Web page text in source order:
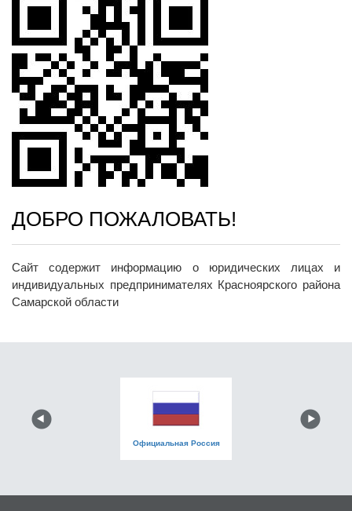
ДОБРО ПОЖАЛОВАТЬ!
Сайт содержит информацию о юридических лицах и
индивидуальных предпринимателях Красноярского района
Самарской области
Официальная Россия